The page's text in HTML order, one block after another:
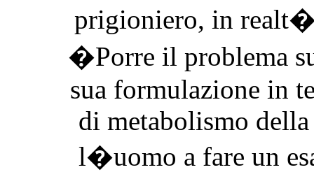
prigioniero, in
�Porre il problema
sua formulazione in
di metabolismo
l�uomo a fare un